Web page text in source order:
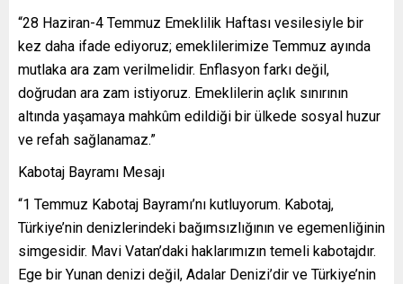
“28 Haziran-4 Temmuz Emeklilik Haftası vesilesiyle bir
kez daha ifade ediyoruz; emeklilerimize Temmuz ayında
mutlaka ara zam verilmelidir. Enflasyon farkı değil,
doğrudan ara zam istiyoruz. Emeklilerin açlık sınırının
altında yaşamaya mahkûm edildiği bir ülkede sosyal huzur
ve refah sağlanamaz.”
Kabotaj Bayramı Mesajı
“1 Temmuz Kabotaj Bayramı’nı kutluyorum. Kabotaj,
Türkiye’nin denizlerindeki bağımsızlığının ve egemenliğinin
simgesidir. Mavi Vatan’daki haklarımızın temeli kabotajdır.
Ege bir Yunan denizi değil, Adalar Denizi’dir ve Türkiye’nin